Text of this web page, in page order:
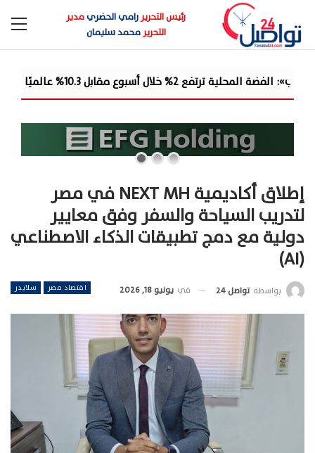
رئيس التحريررامي الحضريمدير
التحريرمحمد سليمان
إطلاق أكاديمية NEXT MH في مصر
لتدريب السياحة والسفر وفق معايير
دولية مع دمج تطبيقات الذكاء الاصطناعي
(AI)
اقتصاد مصر سلايدر بواسطة تواصل 24 في يونيو 18, 2026